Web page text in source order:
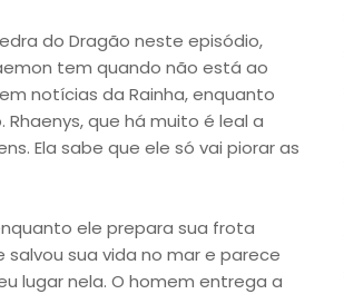
do Dragão neste episódio,
tem quando não está ao
notícias da Rainha, enquanto
que há muito é leal a
Ela sabe que ele só vai piorar as
ele prepara sua frota
sua vida no mar e parece
lugar nela. O homem entrega a